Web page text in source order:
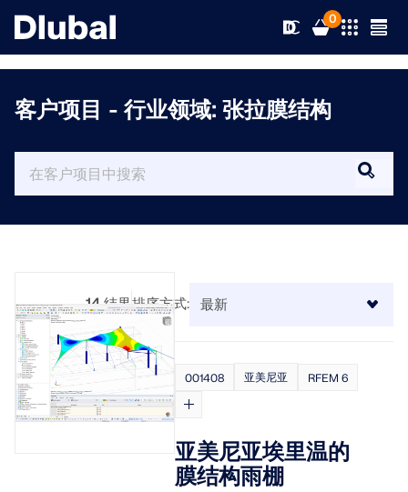
0
解决方案
行业
在线服务
光伏支架的结构设计
Dlubal Software 帮助您创建和验证任何太阳能安装系
统。在单一环境中高效地处理钢、铝和混凝土结构。
产品
满足您所有项目需求的有限元分析软件
模块
培训
服务
新闻
最新消息
培训
资源
完整版下载
教育
客户项目 - 行业领域: 张拉膜结构
14 结果排序方式:
001408 亚美尼亚 RFEM 6
亚美尼亚埃里温的
膜结构雨棚